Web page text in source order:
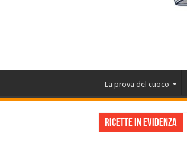
La prova del cuoco
Ricette in evidenza